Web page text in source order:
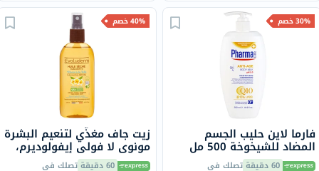
30% خصم
فارما لاين حليب الجسم
المضاد للشيخوخة 500 مل
60 دقيقة تصلك في
40% خصم
زيت جاف مغذّي لتنعيم البشرة
مونوي لا فولي إيفولوديرم،
125 مل 60 دقيقة تصلك في